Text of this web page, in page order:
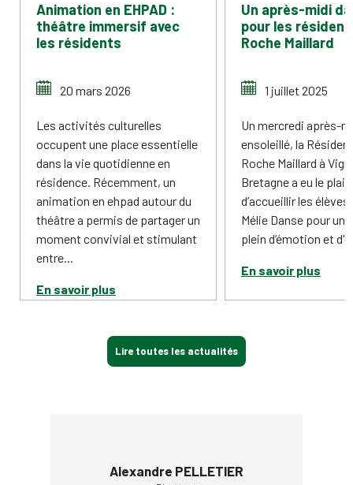
Animation en EHPAD :
théâtre immersif avec
les résidents
20 mars 2026
Les activités culturelles
occupent une place essentielle
dans la vie quotidienne en
résidence. Récemment, un
animation en ehpad autour du
théâtre a permis de partager un
moment convivial et stimulant
entre...
En savoir plus
Un après-midi
pour les
Roche Maillard
1 juillet 2025
Un mercredi après-
ensoleillé, la
Roche Maillard à
Bretagne a eu le
d’accueillir les élèves
Mélie Danse pour un
plein d’émotion et
En savoir plus
Lire toutes les actualités
Alexandre PELLETIER